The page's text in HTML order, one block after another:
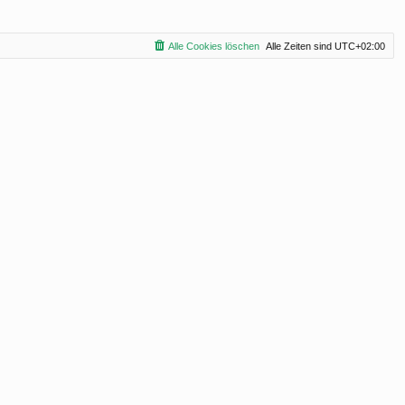
Alle Zeiten sind UTC+02:00
Alle Cookies löschen